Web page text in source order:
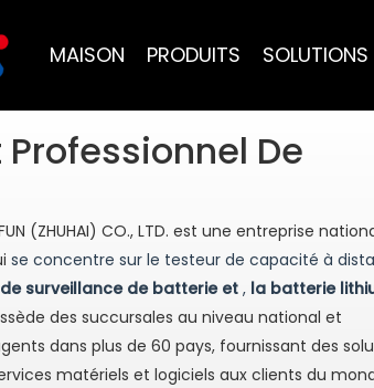
MAISON PRODUITS SOLUTIONS
De
De Surveillance De
(ZHUHAI) CO., LTD. est une entreprise
se concentre sur le testeur de capacité à
surveillance de batterie et, la batterie
des succursales au niveau national et
dans plus de 60 pays, fournissant des
matériels et logiciels aux clients du